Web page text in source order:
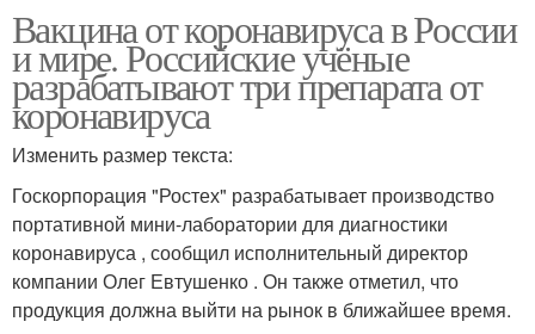
Вакцина от коронавируса в России
и мире. Российские учёные
разрабатывают три препарата от
коронавируса
Изменить размер текста:
Госкорпорация "Ростех" разрабатывает производство
портативной мини-лаборатории для диагностики
коронавируса , сообщил исполнительный директор
компании Олег Евтушенко . Он также отметил, что
продукция должна выйти на рынок в ближайшее время.